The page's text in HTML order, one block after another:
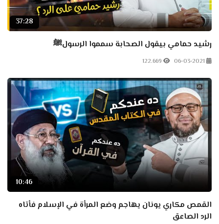
37:28
رشيد حمامي بيقول الصحابة سمموا الرسولﷺ
06-03-2021
122.669
10:46
القمص مكاري يونان يهاجم وضع المرأة في الإسلام فأتاه
الرد الصاعق